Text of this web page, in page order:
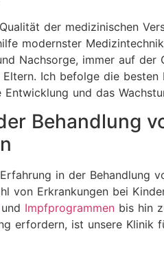
der medizinischen
modernster
Nachsorge, immer auf
Ich befolge die
und das
Behandlung
in der Behandlung
von Erkrankungen bei
Impfprogrammenbis hin
erfordern, ist unsere Klinik